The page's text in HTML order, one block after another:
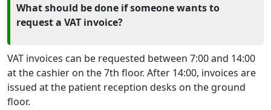
What should be done if someone wants to
request a VAT invoice?
VAT invoices can be requested between 7:00 and 14:00
at the cashier on the 7th floor. After 14:00, invoices are
issued at the patient reception desks on the ground
floor.